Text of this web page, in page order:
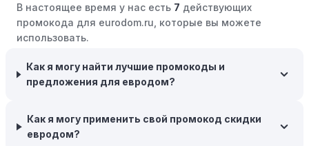
Возможность бесплатной доставки:Большинство
интернет-магазинов часто предлагают бесплатную
доставку, что позволяет сэкономить. Некоторые
заказе на сумму, превышающую определенную,
поэтому рассмотрите возможность покупки
Следите за социальными сетями:Следите за
евродом в социальных сетях, таких как VK, Facebook
В настоящее время у нас есть 7 действующих
промокода для eurodom.ru, которые вы можете
использовать.
Как я могу найти лучшие промокоды и
предложения для евродом?
Как я могу применить свой промокод скидки
евродом?